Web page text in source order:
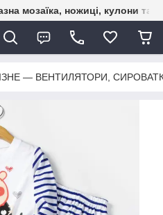
мозаїка, ножиці, кулони та
— ВЕНТИЛЯТОРИ,